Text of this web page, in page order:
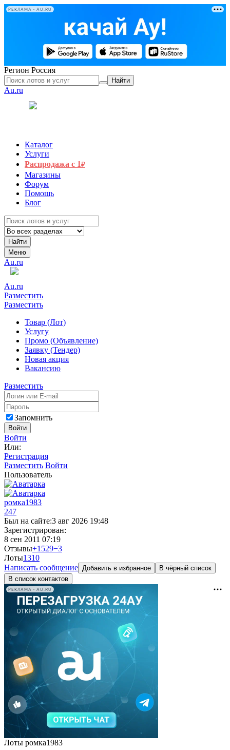
РЕКЛАМА • AU.RU
Регион Россия
Найти
Au.ru
Каталог
Услуги
Распродажа с 1₽
Магазины
Форум
Помощь
Блог
Найти
Меню
Au.ru
Au.ru
Разместить
Разместить
Товар (Лот)
Услугу
Промо (Объявление)
Заявку (Тендер)
Новая акция
Вакансию
Разместить
Запомнить
Войти
Войти
Или:
Регистрация
Разместить Войти
Пользователь
ромка1983
247
Был на сайте:3 авг 2026 19:48
Зарегистрирован:
8 сен 2011 07:19
Отзывы+1529−3
Лоты1310
Написать сообщение Добавить в избранное
В чёрный список
В список контактов
РЕКЛАМА • AU.RU
Лоты ромка1983